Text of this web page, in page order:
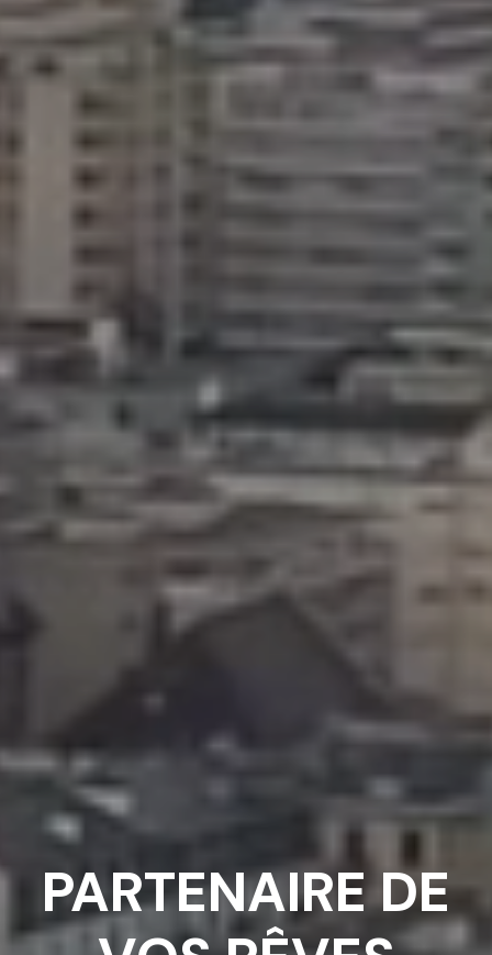
PARTENAIRE DE